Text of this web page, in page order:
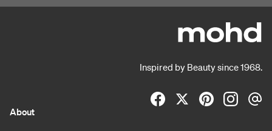
Inspired by Beauty since 1968.
About